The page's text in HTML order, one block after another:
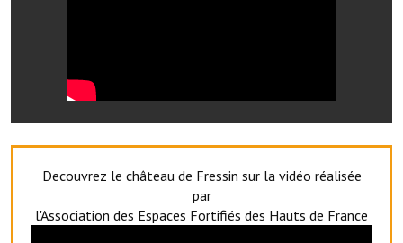
France Renov
Déchets ménagers, tri sélectif, encombrants
Decouvrez le château de Fressin sur la vidéo réalisée
par
l'Association des Espaces Fortifiés des Hauts de France